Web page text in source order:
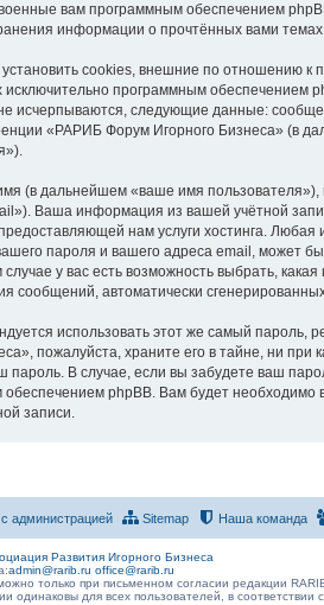
вам программным обеспечением
информации о прочтённых вами
cookies, внешние по отношению к
исключительно программным
исчерпываются, следующие данные:
«РАРИБ Форум Игорного Бизнеса» (в
(в дальнейшем «ваше имя
Ваша информация из вашей учётной
нам услуги хостинга.
пароля и вашего адреса email, может
у вас есть возможность выбрать,
сообщений, автоматически
использовать этот же самый пароль,
пожалуйста, храните его в тайне, ни при
В случае, если вы забудете ваш
phpBB. Вам будет необходимо
записи.
Наша команда
Sitemap
администрацией
Развития Игорного Бизнеса
admin@rarib.ru office@rarib.ru
только при письменном согласии редакции
для всех пользователей, в соответствии